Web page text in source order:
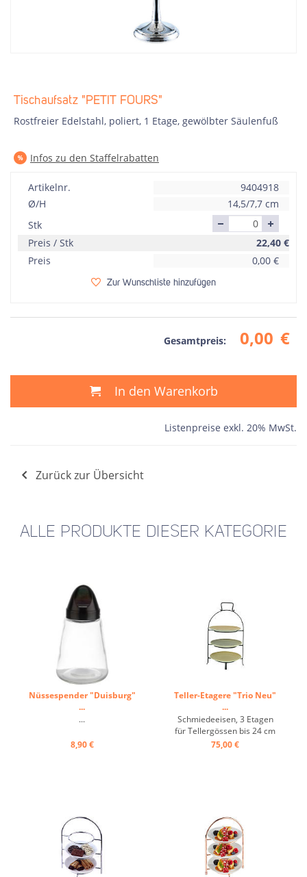
Tischaufsatz "PETIT FOURS"
Rostfreier Edelstahl, poliert, 1 Etage, gewölbter Säulenfuß
Infos zu den Staffelrabatten
Artikelnr.
9404918
Ø/H
14,5/7,7 cm
Stk
Preis / Stk
22,40 €
Preis
0,00 €
Zur Wunschliste hinzufügen
Gesamtpreis: 0,00 €
In den Warenkorb
Listenpreise exkl. 20% MwSt.
Zurück zur Übersicht
ALLE PRODUKTE DIESER KATEGORIE
Nüssespender "Duisburg"
...
...
8,90 €
Teller-Etagere "Trio Neu"
...
Schmiedeeisen, 3 Etagen
für Tellergössen bis 24 cm
...
75,00 €